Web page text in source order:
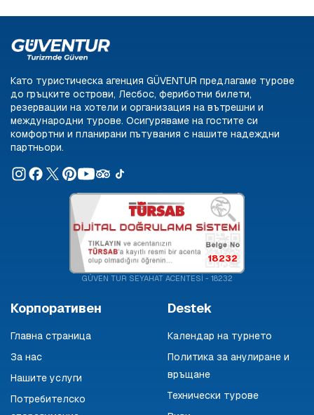
Като туристическа агенция GÜVENTUR предлагаме турове
до гръцките острови, Лесбос, фериботни билети,
резервации на хотели и организация на вътрешни и
международни турове. Осигуряваме на гостите си
комфортни и планирани пътувания с нашите надеждни
партньори.
18232
GÜVEN TUR SEYAHAT ACENTESİ - 18232
Корпоративен
Главна страница
За нас
Нашите услуги
Потребителско
Destek
Календар на турнето
Политика за анулиране и
връщане
Технически турове